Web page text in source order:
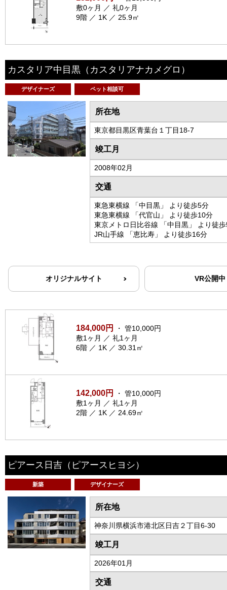
敷0ヶ月 ／ 礼0ヶ月
9階 ／ 1K ／ 25.9㎡
カスタリア中目黒 （カスタリアナカメグロ）
デザイナーズ ペット相談可
所在地
東京都目黒区青葉台１丁目18-7
竣工月
2008年02月
交通
東急東横線 「中目黒」 より徒歩5分
東急東横線 「代官山」 より徒歩10分
東京メトロ日比谷線 「中目黒」 より徒
JR山手線 「恵比寿」 より徒歩16分
オリジナルサイト VR公開中
184,000円
・ 管10,000円
敷1ヶ月 ／ 礼1ヶ月
6階 ／ 1K ／ 30.31㎡
142,000円
・ 管10,000円
敷1ヶ月 ／ 礼1ヶ月
2階 ／ 1K ／ 24.69㎡
ピアース日吉 （ピアースヒヨシ）
新築 デザイナーズ
所在地
神奈川県横浜市港北区日吉２丁目6-30
竣工月
2026年01月
交通